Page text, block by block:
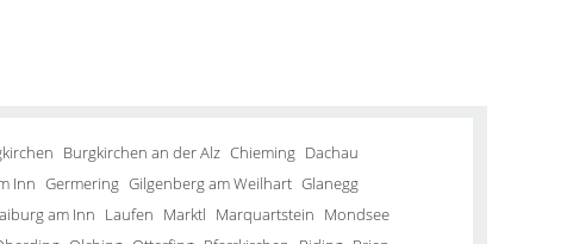
Burgkirchen an der Alz Chieming Dachau
Inn Germering Gilgenberg am Weilhart Glanegg
am Inn Laufen Marktl Marquartstein Mondsee